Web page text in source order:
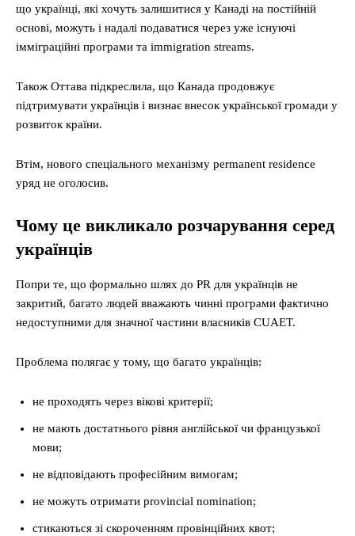
що українці, які хочуть залишитися у Канаді на постійній
основі, можуть і надалі подаватися через уже існуючі
імміграційні програми та immigration streams.
Також Оттава підкреслила, що Канада продовжує
підтримувати українців і визнає внесок української громади у
розвиток країни.
Втім, нового спеціального механізму permanent residence
уряд не оголосив.
Чому це викликало розчарування серед
українців
Попри те, що формально шлях до PR для українців не
закритий, багато людей вважають чинні програми фактично
недоступними для значної частини власників CUAET.
Проблема полягає у тому, що багато українців:
не проходять через вікові критерії;
не мають достатнього рівня англійської чи французької
мови;
не відповідають професійним вимогам;
не можуть отримати provincial nomination;
стикаються зі скороченням провінційних квот;